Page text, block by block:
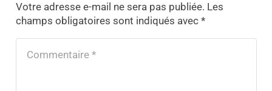
Votre adresse e-mail ne sera pas publiée. Les
champs obligatoires sont indiqués avec *